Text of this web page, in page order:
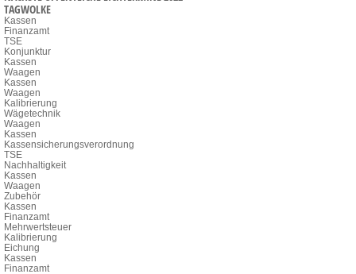
TAGWOLKE
Kassen
Finanzamt
TSE
Konjunktur
Kassen
Waagen
Kassen
Waagen
Kalibrierung
Wägetechnik
Waagen
Kassen
Kassensicherungsverordnung
TSE
Nachhaltigkeit
Kassen
Waagen
Zubehör
Kassen
Finanzamt
Mehrwertsteuer
Kalibrierung
Eichung
Kassen
Finanzamt